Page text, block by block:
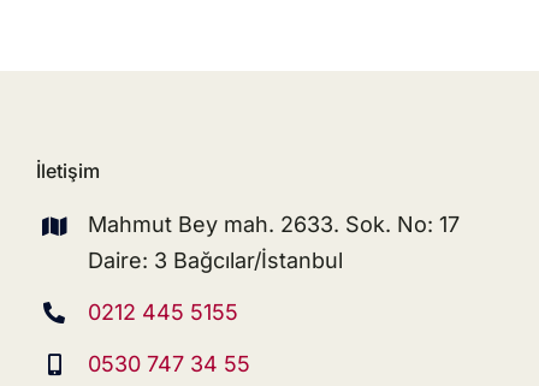
İletişim
Mahmut Bey mah. 2633. Sok. No: 17
Daire: 3 Bağcılar/İstanbul
0212 445 5155
0530 747 34 55